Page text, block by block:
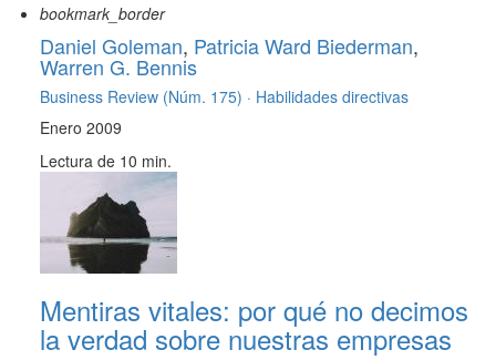
bookmark_border
Daniel Goleman, Patricia Ward Biederman,
Warren G. Bennis
Business Review (Núm. 175) · Habilidades directivas
Enero 2009
Lectura de 10 min.
Mentiras vitales: por qué no decimos
la verdad sobre nuestras empresas